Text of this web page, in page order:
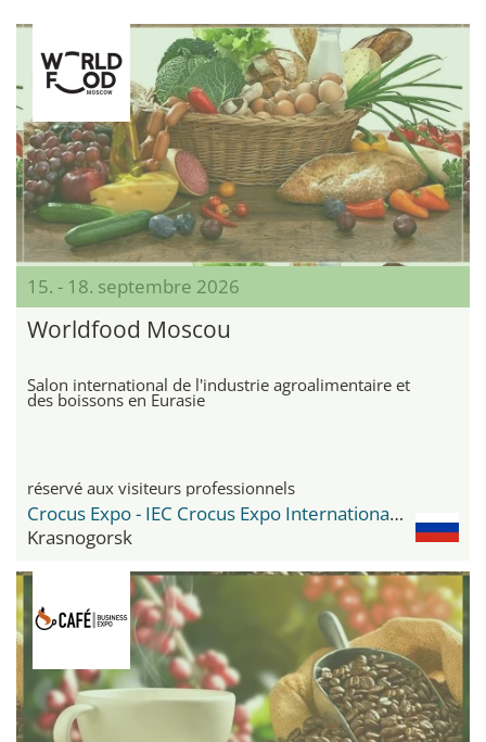
15. - 18. septembre 2026
Worldfood Moscou
Salon international de l'industrie agroalimentaire et
des boissons en Eurasie
réservé aux visiteurs professionnels
Crocus Expo - IEC Crocus Expo International Exhibition Centre
Krasnogorsk